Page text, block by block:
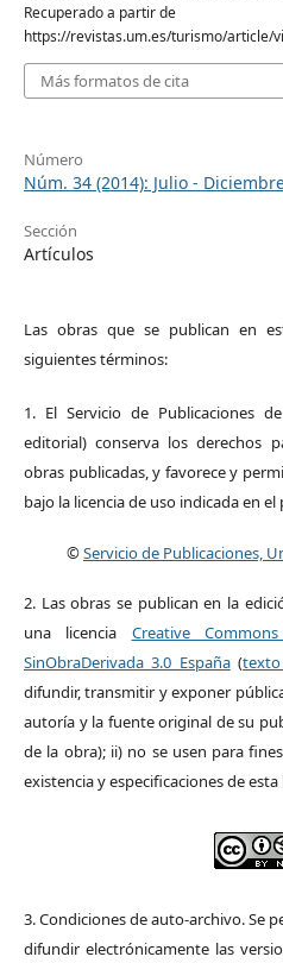
Recuperado a partir de
https://revistas.um.es/turismo/article/
Más formatos de cita
Número
Núm. 34 (2014): Julio -
Sección
Artículos
Las obras que se publican en
siguientes términos:
1. El Servicio de Publicaciones
editorial) conserva los derechos
obras publicadas, y favorece y
bajo la licencia de uso indicada en el
©Servicio de Publicaciones,
2. Las obras se publican en la
una licencia Creative Commons
SinObraDerivada 3.0 España(
difundir, transmitir y exponer
autoría y la fuente original de su
de la obra); ii) no se usen para
existencia y especificaciones de esta
3. Condiciones de auto-archivo. Se
difundir electrónicamente las